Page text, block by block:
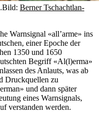
Bild: Berner Tschachtlan-
Warnsignal «all’arme» ins
einer Epoche der
1350 und 1650
Begriff «Al(l)erma»
des Anlauts, was ab
Druckquellen zu
und dann später
eines Warnsignals,
verstanden werden.